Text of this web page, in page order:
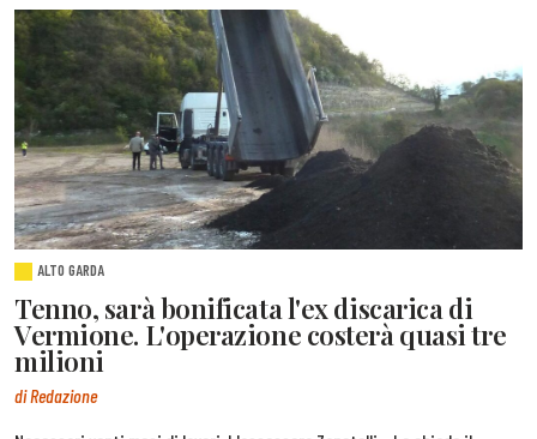
ALTO GARDA
Tenno, sarà bonificata l'ex discarica di
Vermione. L'operazione costerà quasi tre
milioni
di Redazione